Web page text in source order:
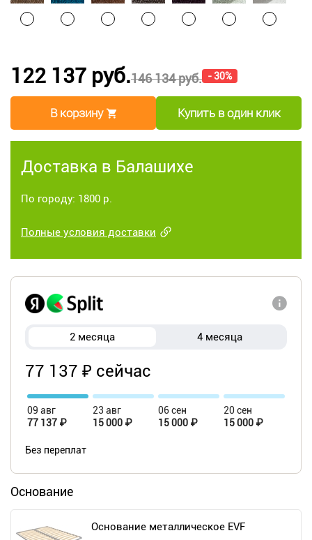
146 134 руб. - 30%
122 137 руб.
В корзину Купить в один клик
Доставка в Балашихе
По городу: 1800 р.
Полные условия доставки
2 месяца 4 месяца
77 137 ₽ сейчас
09 авг
77 137 ₽
23 авг
15 000 ₽
06 сен
15 000 ₽
20 сен
15 000 ₽
Без переплат
Основание
Основание металлическое EVF